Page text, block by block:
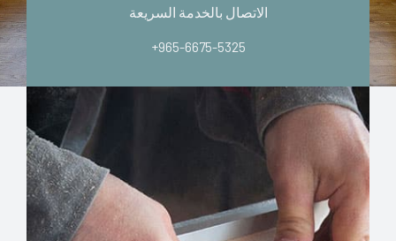
الاتصال بالخدمة السريعة
+965-6675-5325